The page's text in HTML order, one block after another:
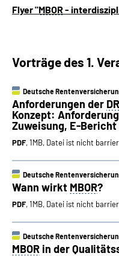
Flyer "MBOR-
Vorträge des 1.
Deutsche
Anforderungen der
Konzept:
Zuweisung, E-Bericht
PDF, 1MB, Datei ist nicht
Deutsche
Wann wirkt MBOR?
PDF, 1MB, Datei ist nicht
Deutsche
MBOR in der